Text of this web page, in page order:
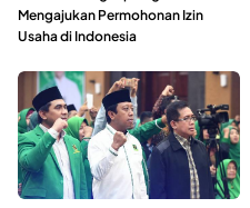
Mengajukan Permohonan Izin
Usaha di Indonesia